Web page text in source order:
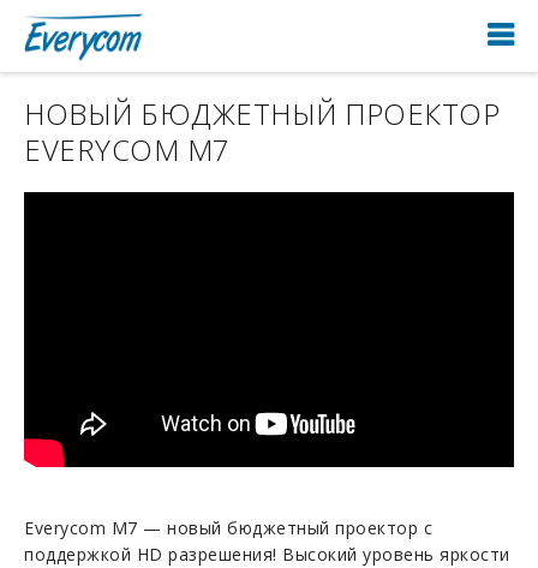
НОВЫЙ БЮДЖЕТНЫЙ ПРОЕКТОР
EVERYCOM M7
Everycom M7 — новый бюджетный проектор с
поддержкой HD разрешения! Высокий уровень яркости